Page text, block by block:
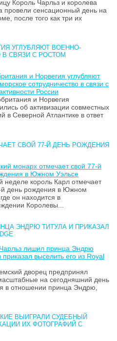
Король Чарльз и королева
провели сенсационный день на
после того как три их
УГЛУБЛЯЮТ ВОЕННО-
СВЯЗИ С РОСТОМ
и Норвегия углубляют
сотрудничество в связи с
России
и Норвегия
об активизации совместных
в Северной Атлантике в ответ
СВОЙ 77-Й ДЕНЬ РОЖДЕНИЯ
монарх отмечает свой 77-й
в Южном Уэльсе
неделе король Карл отмечает
й день рождения в Южном
он находится в
Королевы...
ЭНДРЮ ТИТУЛА И ПРИКАЗАЛ
лишил принца Эндрю
приказал выселить его из Royal
дворец предпринял
на сегодняшний день
в отношении принца Эндрю,
ВЫИГРАЛИ СУДЕБНЫЙ
ИХ ФОТОГРАФИЙ С